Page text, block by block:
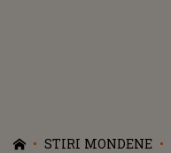
STIRI MONDENE